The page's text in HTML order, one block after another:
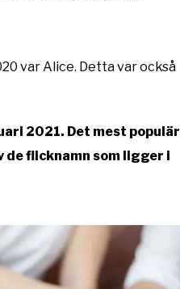
var Alice. Detta var också
2021. Det mest
de flicknamn som ligger i